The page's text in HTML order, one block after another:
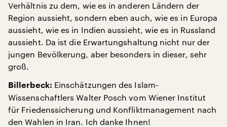
Verhältnis zu dem, wie es in anderen Ländern der
Region aussieht, sondern eben auch, wie es in Europa
aussieht, wie es in Indien aussieht, wie es in Russland
aussieht. Da ist die Erwartungshaltung nicht nur der
jungen Bevölkerung, aber besonders in dieser, sehr
groß.
Billerbeck: Einschätzungen des Islam-
Wissenschaftlers Walter Posch vom Wiener Institut
für Friedenssicherung und Konfliktmanagement nach
den Wahlen in Iran. Ich danke Ihnen!